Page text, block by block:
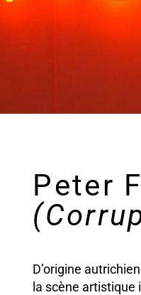
Peter
D’origine
la scène